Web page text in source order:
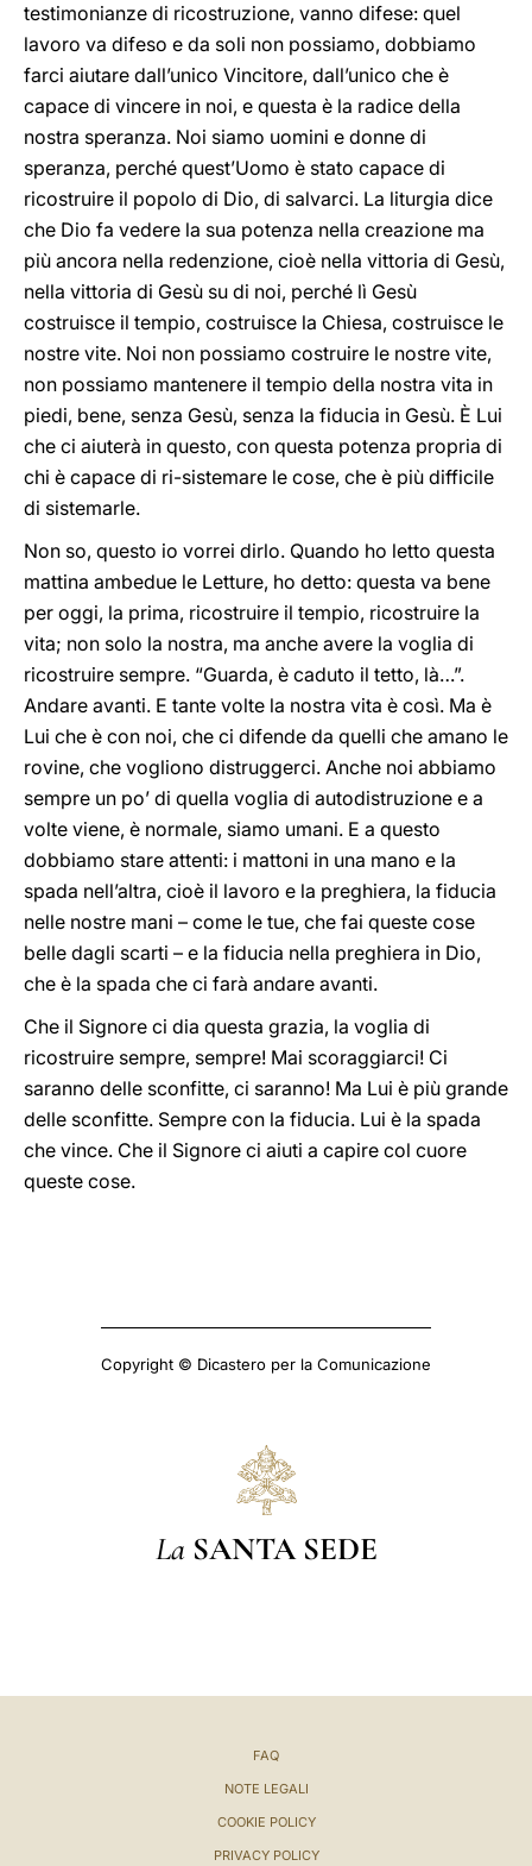
testimonianze di ricostruzione, vanno difese: quel
lavoro va difeso e da soli non possiamo, dobbiamo
farci aiutare dall’unico Vincitore, dall’unico che è
capace di vincere in noi, e questa è la radice della
nostra speranza. Noi siamo uomini e donne di
speranza, perché quest’Uomo è stato capace di
ricostruire il popolo di Dio, di salvarci. La liturgia dice
che Dio fa vedere la sua potenza nella creazione ma
più ancora nella redenzione, cioè nella vittoria di Gesù,
nella vittoria di Gesù su di noi, perché lì Gesù
costruisce il tempio, costruisce la Chiesa, costruisce le
nostre vite. Noi non possiamo costruire le nostre vite,
non possiamo mantenere il tempio della nostra vita in
piedi, bene, senza Gesù, senza la fiducia in Gesù. È Lui
che ci aiuterà in questo, con questa potenza propria di
chi è capace di ri-sistemare le cose, che è più difficile
di sistemarle.
Non so, questo io vorrei dirlo. Quando ho letto questa
mattina ambedue le Letture, ho detto: questa va bene
per oggi, la prima, ricostruire il tempio, ricostruire la
vita; non solo la nostra, ma anche avere la voglia di
ricostruire sempre. “Guarda, è caduto il tetto, là…”.
Andare avanti. E tante volte la nostra vita è così. Ma è
Lui che è con noi, che ci difende da quelli che amano le
rovine, che vogliono distruggerci. Anche noi abbiamo
sempre un po’ di quella voglia di autodistruzione e a
volte viene, è normale, siamo umani. E a questo
dobbiamo stare attenti: i mattoni in una mano e la
spada nell’altra, cioè il lavoro e la preghiera, la fiducia
nelle nostre mani – come le tue, che fai queste cose
belle dagli scarti – e la fiducia nella preghiera in Dio,
che è la spada che ci farà andare avanti.
Che il Signore ci dia questa grazia, la voglia di
ricostruire sempre, sempre! Mai scoraggiarci! Ci
saranno delle sconfitte, ci saranno! Ma Lui è più grande
delle sconfitte. Sempre con la fiducia. Lui è la spada
che vince. Che il Signore ci aiuti a capire col cuore
queste cose.
Copyright © Dicastero per la Comunicazione
La SANTA SEDE
FAQ
NOTE LEGALI
COOKIE POLICY
PRIVACY POLICY